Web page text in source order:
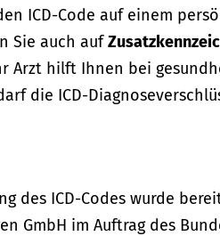
ICD-Code auf einem
Sie auch auf
Arzt hilft Ihnen bei
die ICD-
des ICD-Codes wurde
GmbH im Auftrag des